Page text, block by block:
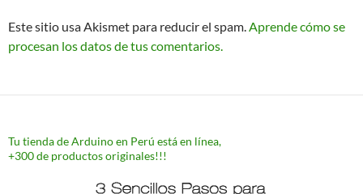
Este sitio usa Akismet para reducir el spam.Aprende cómo se
procesan los datos de tus comentarios.
Tu tienda de Arduino en Perú está en línea,
+300 de productos originales!!!